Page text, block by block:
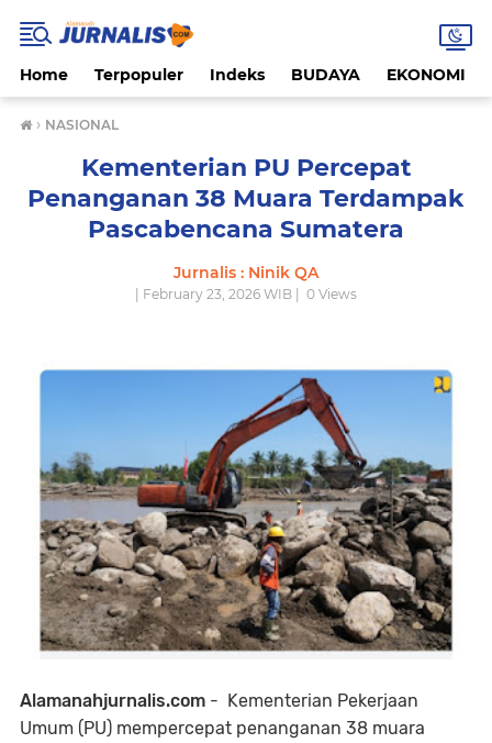
Home Terpopuler Indeks BUDAYA EKONOMI
› NASIONAL
Kementerian PU Percepat
Penanganan 38 Muara Terdampak
Pascabencana Sumatera
Jurnalis : Ninik QA
| February 23, 2026 WIB | 0 Views
Alamanahjurnalis.com - Kementerian Pekerjaan
Umum (PU) mempercepat penanganan 38 muara